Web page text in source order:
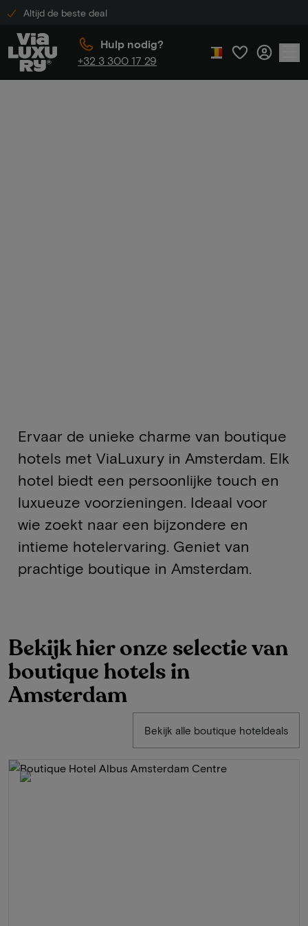
Altijd de beste deal
Hulp nodig?
+32 3 300 17 29
Ervaar de unieke charme van boutique
hotels met ViaLuxury in Amsterdam. Elk
hotel biedt een persoonlijke touch en
luxueuze voorzieningen. Ideaal voor
wie zoekt naar een bijzondere en
intieme hotelervaring. Geniet van
prachtige boutique in Amsterdam.
Bekijk hier onze selectie van
boutique hotels in
Amsterdam
Bekijk alle boutique hoteldeals